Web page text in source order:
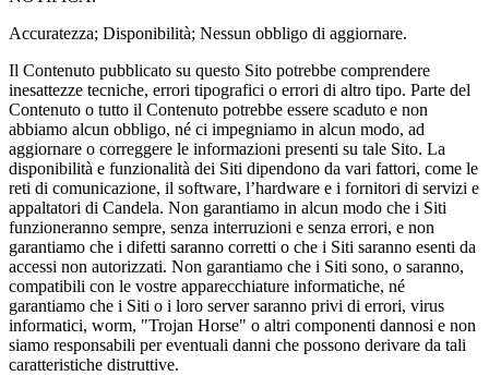
Accuratezza; Disponibilità; Nessun obbligo di aggiornare.
Il Contenuto pubblicato su questo Sito potrebbe comprendere
inesattezze tecniche, errori tipografici o errori di altro tipo. Parte del
Contenuto o tutto il Contenuto potrebbe essere scaduto e non
abbiamo alcun obbligo, né ci impegniamo in alcun modo, ad
aggiornare o correggere le informazioni presenti su tale Sito. La
disponibilità e funzionalità dei Siti dipendono da vari fattori, come le
reti di comunicazione, il software, l’hardware e i fornitori di servizi e
appaltatori di Candela. Non garantiamo in alcun modo che i Siti
funzioneranno sempre, senza interruzioni e senza errori, e non
garantiamo che i difetti saranno corretti o che i Siti saranno esenti da
accessi non autorizzati. Non garantiamo che i Siti sono, o saranno,
compatibili con le vostre apparecchiature informatiche, né
garantiamo che i Siti o i loro server saranno privi di errori, virus
informatici, worm, "Trojan Horse" o altri componenti dannosi e non
siamo responsabili per eventuali danni che possono derivare da tali
caratteristiche distruttive.